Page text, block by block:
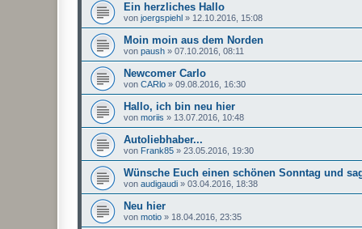
Ein herzliches Hallo
von joergspiehl » 12.10.2016, 15:08
Moin moin aus dem Norden
von paush » 07.10.2016, 08:11
Newcomer Carlo
von CARlo » 09.08.2016, 16:30
Hallo, ich bin neu hier
von moriis » 13.07.2016, 10:48
Autoliebhaber...
von Frank85 » 23.05.2016, 19:30
Wünsche Euch einen schönen Sonntag und
von audigaudi » 03.04.2016, 18:38
Neu hier
von motio » 18.04.2016, 23:35